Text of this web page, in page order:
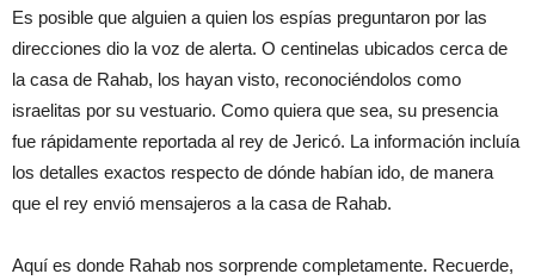
Es posible que alguien a quien los espías preguntaron por las
direcciones dio la voz de alerta. O centinelas ubicados cerca de
la casa de Rahab, los hayan visto, reconociéndolos como
israelitas por su vestuario. Como quiera que sea, su presencia
fue rápidamente reportada al rey de Jericó. La información incluía
los detalles exactos respecto de dónde habían ido, de manera
que el rey envió mensajeros a la casa de Rahab.
Aquí es donde Rahab nos sorprende completamente. Recuerde,